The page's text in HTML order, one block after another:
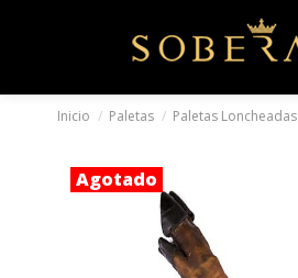
Inicio Paletas Paletas Loncheadas
Agotado